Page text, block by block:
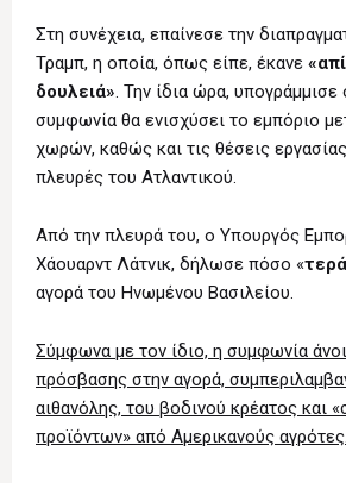
Στη συνέχεια, επαίνεσε την
Τραμπ, η οποία, όπως είπε, έκανε
δουλειά». Την ίδια ώρα, υπογράμμισε
συμφωνία θα ενισχύσει το εμπόριο
χωρών, καθώς και τις θέσεις
πλευρές του Ατλαντικού.
Από την πλευρά του, ο Υπουργός
Χάουαρντ Λάτνικ, δήλωσε πόσο «
αγορά του Ηνωμένου Βασιλείου.
Σύμφωνα με τον ίδιο, η συμφωνία
πρόσβασης στην αγορά,
αιθανόλης, του βοδινού κρέατος και
προϊόντων» από Αμερικανούς αγρότες.